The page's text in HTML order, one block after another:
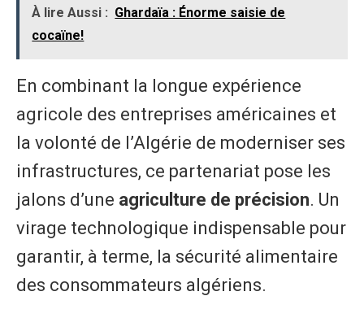
À lire Aussi : Ghardaïa : Énorme saisie de
cocaïne!
En combinant la longue expérience
agricole des entreprises américaines et
la volonté de l’Algérie de moderniser ses
infrastructures, ce partenariat pose les
jalons d’une agriculture de précision. Un
virage technologique indispensable pour
garantir, à terme, la sécurité alimentaire
des consommateurs algériens.